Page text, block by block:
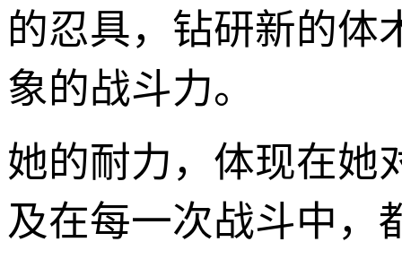
的忍具，钻研新的体
象的战斗力。
她的耐力，体现在她
及在每一次战斗中，